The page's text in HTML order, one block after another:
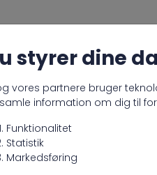
styrer dine
vores partnere bruger
information om dig til
Funktionalitet
Statistik
Markedsføring